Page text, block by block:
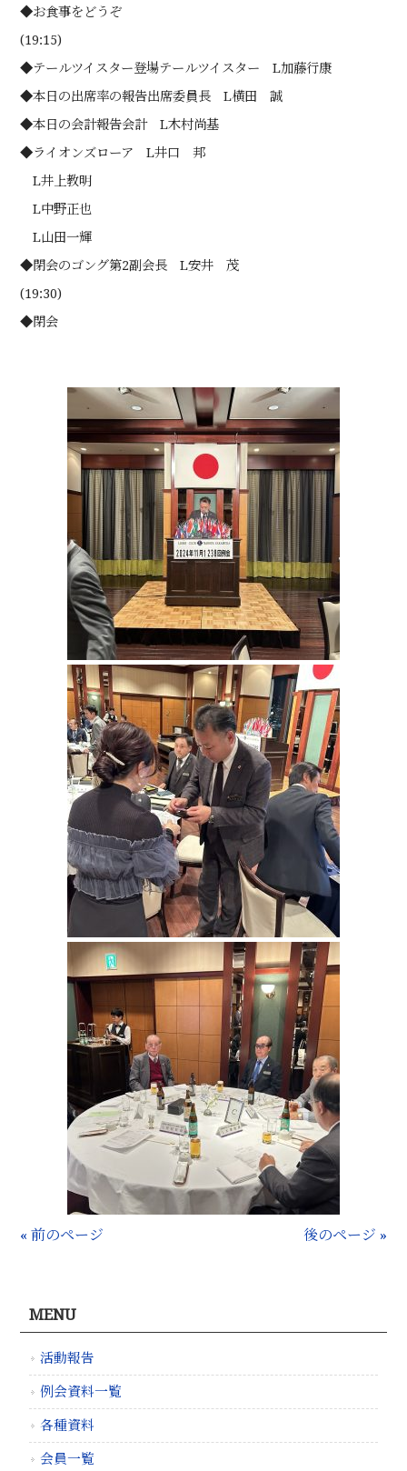
◆お食事をどうぞ
(19:15)
◆テールツイスター登場テールツイスター L加藤行康
◆本日の出席率の報告出席委員長 L横田 誠
◆本日の会計報告会計 L木村尚基
◆ライオンズローア L井口 邦
L井上教明
L中野正也
L山田一輝
◆閉会のゴング第2副会長 L安井 茂
(19:30)
◆閉会
« 前のページ 後のページ »
MENU
活動報告
例会資料一覧
各種資料
会員一覧